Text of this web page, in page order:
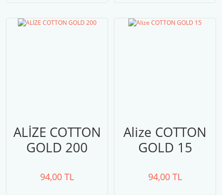
ALİZE COTTON
GOLD 200
94,00 TL
Alize COTTON
GOLD 15
94,00 TL